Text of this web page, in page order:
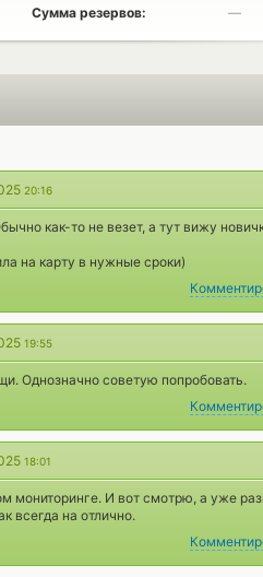
Сумма резервов: —
20:16
как-то не везет, а тут вижу
на карту в нужные сроки)
19:55
Однозначно советую попробовать.
18:01
мониторинге. И вот смотрю, а уже
всегда на отлично.